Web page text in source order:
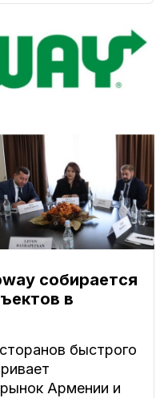
собирается
в
быстрого
Армении и